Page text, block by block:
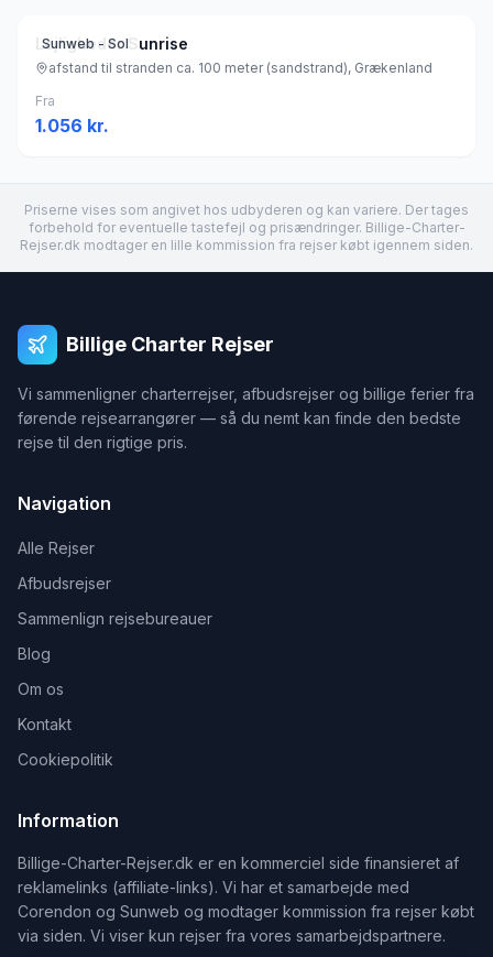
Sunweb - Sol
Lejligheder Sunrise
afstand til stranden ca. 100 meter (sandstrand), Grækenland
Fra
1.056 kr.
Priserne vises som angivet hos udbyderen og kan variere. Der tages
forbehold for eventuelle tastefejl og prisændringer. Billige-Charter-
Rejser.dk modtager en lille kommission fra rejser købt igennem siden.
Billige Charter Rejser
Vi sammenligner charterrejser, afbudsrejser og billige ferier fra
førende rejsearrangører — så du nemt kan finde den bedste
rejse til den rigtige pris.
Navigation
Alle Rejser
Afbudsrejser
Sammenlign rejsebureauer
Blog
Om os
Kontakt
Cookiepolitik
Information
Billige-Charter-Rejser.dk er en kommerciel side finansieret af
reklamelinks (affiliate-links). Vi har et samarbejde med
Corendon og Sunweb og modtager kommission fra rejser købt
via siden. Vi viser kun rejser fra vores samarbejdspartnere.